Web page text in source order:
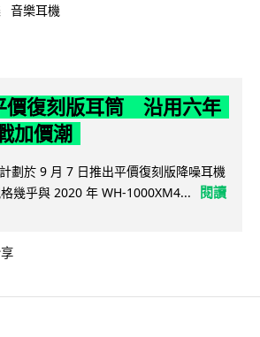
音樂耳機
價復刻版耳筒 沿用六年
加價潮
劃於 9 月 7 日推出平價復刻版降噪耳機
幾乎與 2020 年 WH-1000XM4...
閱讀